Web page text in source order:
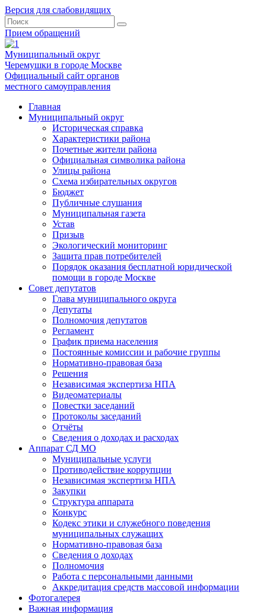
Версия для слабовидящих
Прием обращений
Муниципальный округ
Черемушки в городе Москве
Официальный сайт органов
местного самоуправления
Главная
Муниципальный округ
Историческая справка
Характеристики района
Почетные жители района
Официальная символика района
Улицы района
Схема избирательных округов
Бюджет
Публичные слушания
Муниципальная газета
Устав
Призыв
Экологический мониторинг
Защита прав потребителей
Порядок оказания бесплатной юридической
помощи в городе Москве
Совет депутатов
Глава муниципального округа
Депутаты
Полномочия депутатов
Регламент
График приема населения
Постоянные комиссии и рабочие группы
Нормативно-правовая база
Решения
Независимая экспертиза НПА
Видеоматериалы
Повестки заседаний
Протоколы заседаний
Отчёты
Сведения о доходах и расходах
Аппарат СД МО
Муниципальные услуги
Противодействие коррупции
Независимая экспертиза НПА
Закупки
Структура аппарата
Конкурс
Кодекс этики и служебного поведения
муниципальных служащих
Нормативно-правовая база
Сведения о доходах
Полномочия
Работа с персональными данными
Аккредитация средств массовой информации
Фотогалерея
Важная информация